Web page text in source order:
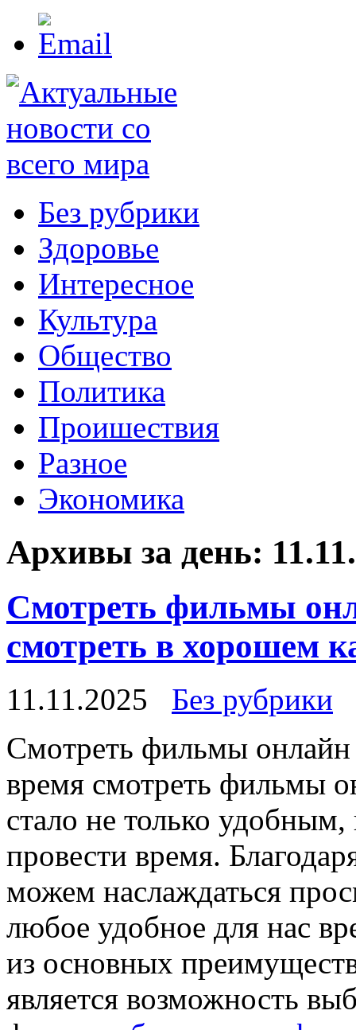
Без рубрики
Здоровье
Интересное
Культура
Общество
Политика
Проишествия
Разное
Экономика
Архивы за день:
Смотреть фильмы
смотреть в хорошем
11.11.2025
Без рубрики
Смoтрeть фильмы
время смотреть фильмы
стало не только
провести время.
можем наслаждаться
любое удобное для нас
из основных
является возможность